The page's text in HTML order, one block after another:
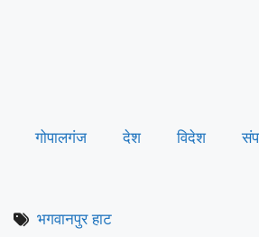
गोपालगंज देश विदेश
भगवानपुर हाट